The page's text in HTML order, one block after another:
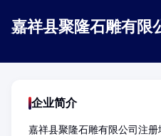
嘉祥县聚隆石雕有限
企业简介
嘉祥县聚隆石雕有限公司注